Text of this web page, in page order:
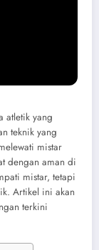
atletik yang
teknik yang
mistar
dengan aman di
mistar, tetapi
Artikel ini akan
terkini